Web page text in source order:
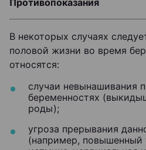
Противопоказания
В некоторых случаях
половой жизни во время
относятся:
случаи невынашивания
беременностях
роды);
угроза прерывания
(например, повышенный